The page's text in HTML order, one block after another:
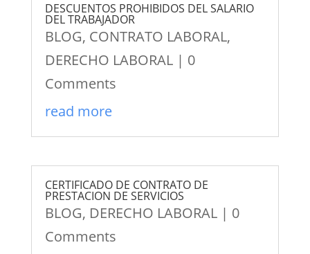
DESCUENTOS PROHIBIDOS DEL SALARIO
DEL TRABAJADOR
BLOG, CONTRATO LABORAL,
DERECHO LABORAL| 0
Comments
read more
CERTIFICADO DE CONTRATO DE
PRESTACION DE SERVICIOS
BLOG, DERECHO LABORAL| 0
Comments